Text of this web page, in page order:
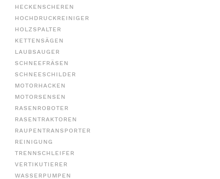
HECKENSCHEREN
HOCHDRUCKREINIGER
HOLZSPALTER
KETTENSÄGEN
LAUBSAUGER
SCHNEEFRÄSEN
SCHNEESCHILDER
MOTORHACKEN
MOTORSENSEN
RASENROBOTER
RASENTRAKTOREN
RAUPENTRANSPORTER
REINIGUNG
TRENNSCHLEIFER
VERTIKUTIERER
WASSERPUMPEN